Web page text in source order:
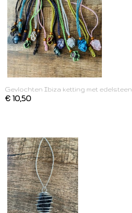
Gevlochten Ibiza ketting met edelsteen
€ 10,50